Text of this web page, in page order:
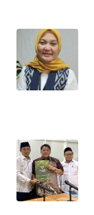
WN
JAMBI
WN
NTB
WN
SULTENG